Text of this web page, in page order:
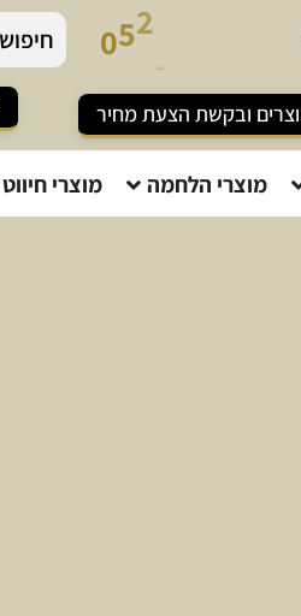
052
ובקשת הצעת מחיר
מוצרי הלחמה מוצרי חיווט